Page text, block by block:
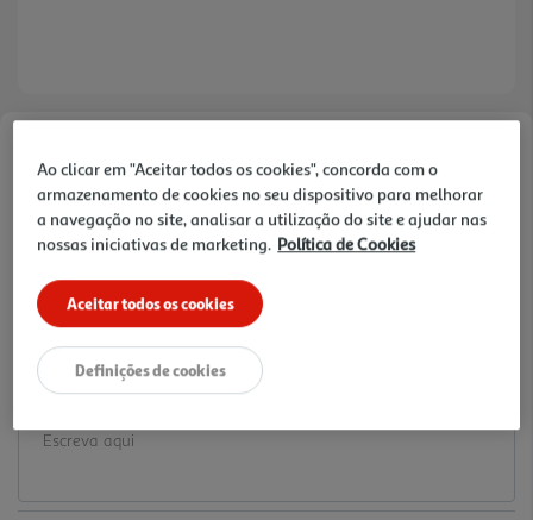
0.04 €/un
3,99 €
Notas de preparação
Ao clicar em "Aceitar todos os cookies", concorda com o
armazenamento de cookies no seu dispositivo para melhorar
a navegação no site, analisar a utilização do site e ajudar nas
nossas iniciativas de marketing. Política de Cookies
Aceitar todos os cookies
Definições de cookies